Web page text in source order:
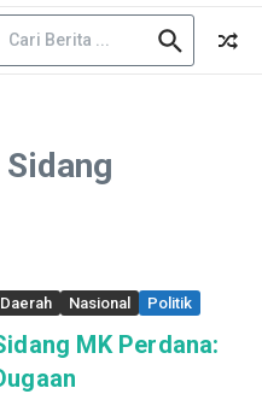
Daerah Nasional Politik
MK Perdana: